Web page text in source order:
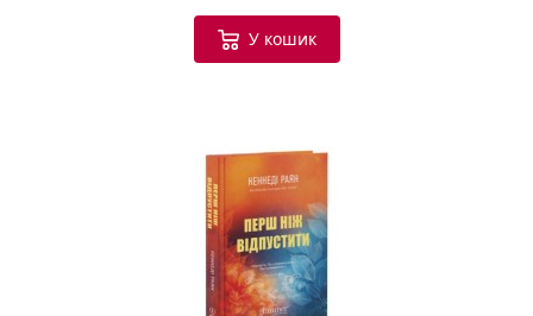
У кошик